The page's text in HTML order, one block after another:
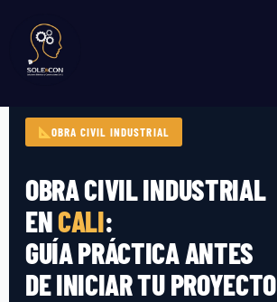
OBRA CIVIL INDUSTRIAL
OBRA CIVIL INDUSTRIAL
ENCALI:
GUÍA PRÁCTICA ANTES
DE INICIAR TU PROYECTO